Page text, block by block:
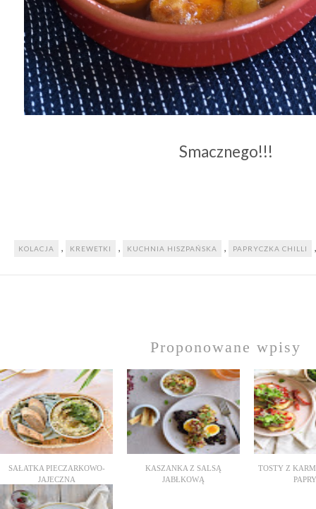
Smacznego!!!
KOLACJA , KREWETKI , KUCHNIA HISZPAŃSKA , PAPRYCZKA CHILLI
Proponowane wpisy
SAŁATKA PIECZARKOWO-
JAJECZNA
KASZANKA Z SALSĄ
JABŁKOWĄ
TOSTY Z